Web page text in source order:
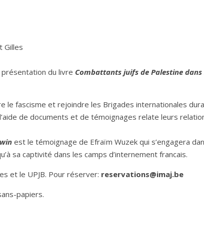
Gilles
du livre Combattants juifs de Palestine dans
le fascisme et rejoindre les Brigades internationales
de documents et de témoignages relate leurs
est le témoignage de Efraïm Wuzek qui s’engagera
sa captivité dans les camps d’internement francais.
et le UPJB. Pour réserver: reservations@imaj.be
papiers.